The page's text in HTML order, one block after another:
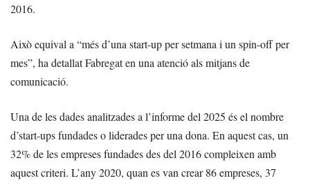
2016.
Això equival a “més d’una start-up per setmana i un spin-off per
mes”, ha detallat Fabregat en una atenció als mitjans de
comunicació.
Una de les dades analitzades a l’informe del 2025 és el nombre
d’start-ups fundades o liderades per una dona. En aquest cas, un
32% de les empreses fundades des del 2016 compleixen amb
aquest criteri. L’any 2020, quan es van crear 86 empreses, 37